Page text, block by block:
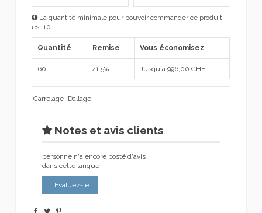
La quantité minimale pour pouvoir commander ce produit
est 10.
Quantité Remise Vous économisez
60 41.5% Jusqu'à 996,00 CHF
Carrelage Dallage
Notes et avis clients
personne n'a encore posté d'avis
dans cette langue
Evaluez-le